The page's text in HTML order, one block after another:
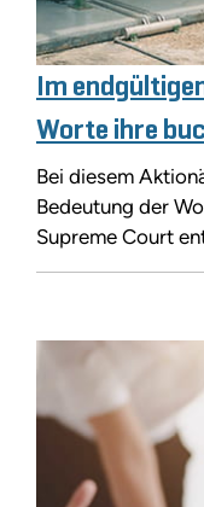
Im
Worte ihre
Bei diesem
Bedeutung der
Supreme Court